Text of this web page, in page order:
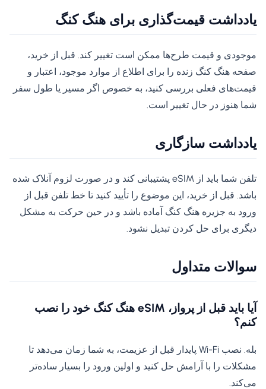
یادداشت قیمت‌گذاری برای هنگ کنگ
موجودی و قیمت طرح‌ها ممکن است تغییر کند. قبل از خرید،
صفحه هنگ کنگ زنده را برای اطلاع از موارد موجود، اعتبار و
قیمت‌های فعلی بررسی کنید، به خصوص اگر مسیر یا طول سفر
شما هنوز در حال تغییر است.
یادداشت سازگاری
تلفن شما باید از eSIM پشتیبانی کند و در صورت لزوم آنلاک شده
باشد. قبل از خرید، این موضوع را تأیید کنید تا خط تلفن قبل از
ورود به جزیره هنگ کنگ آماده باشد و در حین حرکت به مشکل
دیگری برای حل کردن تبدیل نشود.
سوالات متداول
آیا باید قبل از پرواز، eSIM هنگ کنگ خود را نصب
کنم؟
بله. نصب Wi-Fi پایدار قبل از عزیمت، به شما زمان می‌دهد تا
مشکلات را با آرامش حل کنید و اولین ورود را بسیار ساده‌تر
می‌کند.